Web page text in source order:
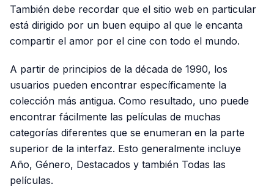
También debe recordar que el sitio web en particular
está dirigido por un buen equipo al que le encanta
compartir el amor por el cine con todo el mundo.
A partir de principios de la década de 1990, los
usuarios pueden encontrar específicamente la
colección más antigua. Como resultado, uno puede
encontrar fácilmente las películas de muchas
categorías diferentes que se enumeran en la parte
superior de la interfaz. Esto generalmente incluye
Año, Género, Destacados y también Todas las
películas.